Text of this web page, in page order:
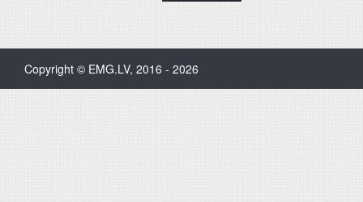
Copyright © EMG.LV, 2016 - 2026